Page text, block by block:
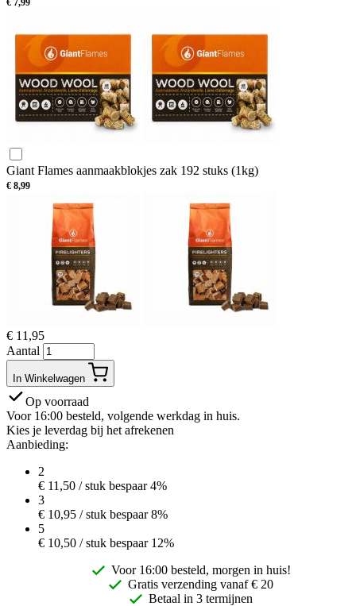
€ 7,99
Giant Flames aanmaakblokjes zak 192 stuks (1kg)
€ 8,99
€ 11,95
Aantal
In Winkelwagen
Op voorraad
Voor 16:00 besteld, volgende werkdag in huis.
Kies je leverdag bij het afrekenen
Aanbieding:
2
€ 11,50 / stuk bespaar 4%
3
€ 10,95 / stuk bespaar 8%
5
€ 10,50 / stuk bespaar 12%
Voor 16:00 besteld, morgen in huis!
Gratis verzending vanaf € 20
Betaal in 3 termijnen